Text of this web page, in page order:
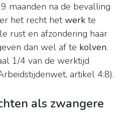
maanden na de bevalling
het recht hetwerk te
rust en afzondering haar
dan wel af te kolven.
1/4 van de werktijd
artikel 4:8).
als zwangere